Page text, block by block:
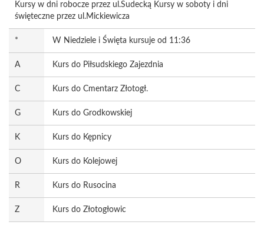
Kursy w dni robocze przez ul.Sudecką Kursy w soboty i dni
święteczne przez ul.Mickiewicza
* W Niedziele i Święta kursuje od 11:36
A Kurs do Piłsudskiego Zajezdnia
C Kurs do Cmentarz Złotogł.
G Kurs do Grodkowskiej
K Kurs do Kępnicy
O Kurs do Kolejowej
R Kurs do Rusocina
Z Kurs do Złotogłowic